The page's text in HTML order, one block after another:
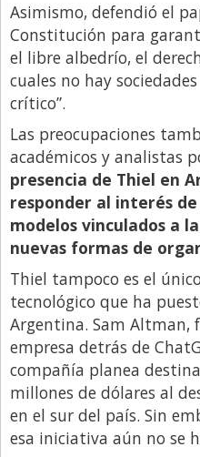
Asimismo, defendió el
Constitución para
el libre albedrío, el
cuales no hay
crítico”.
Las preocupaciones
académicos y analistas
presencia de Thiel en
responder al interés
modelos vinculados a
nuevas formas de
Thiel tampoco es el
tecnológico que ha
Argentina. Sam Altman,
empresa detrás de
compañía planea
millones de dólares al
en el sur del país. Sin
esa iniciativa aún no se